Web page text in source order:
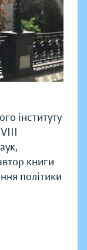
інституту
книги
політики